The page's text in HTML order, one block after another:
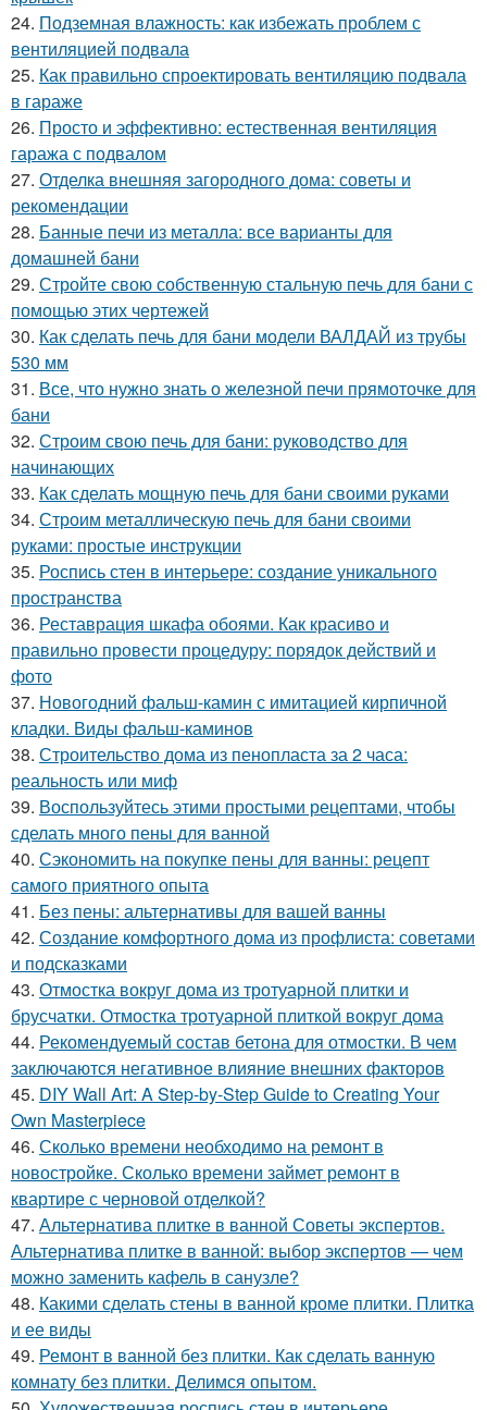
24. Подземная влажность: как избежать проблем с
вентиляцией подвала
25. Как правильно спроектировать вентиляцию подвала
в гараже
26. Просто и эффективно: естественная вентиляция
гаража с подвалом
27. Отделка внешняя загородного дома: советы и
рекомендации
28. Банные печи из металла: все варианты для
домашней бани
29. Стройте свою собственную стальную печь для бани с
помощью этих чертежей
30. Как сделать печь для бани модели ВАЛДАЙ из трубы
530 мм
31. Все, что нужно знать о железной печи прямоточке для
бани
32. Строим свою печь для бани: руководство для
начинающих
33. Как сделать мощную печь для бани своими руками
34. Строим металлическую печь для бани своими
руками: простые инструкции
35. Роспись стен в интерьере: создание уникального
пространства
36. Реставрация шкафа обоями. Как красиво и
правильно провести процедуру: порядок действий и
фото
37. Новогодний фальш-камин с имитацией кирпичной
кладки. Виды фальш-каминов
38. Строительство дома из пенопласта за 2 часа:
реальность или миф
39. Воспользуйтесь этими простыми рецептами, чтобы
сделать много пены для ванной
40. Сэкономить на покупке пены для ванны: рецепт
самого приятного опыта
41. Без пены: альтернативы для вашей ванны
42. Создание комфортного дома из профлиста: советами
и подсказками
43. Отмостка вокруг дома из тротуарной плитки и
брусчатки. Отмостка тротуарной плиткой вокруг дома
44. Рекомендуемый состав бетона для отмостки. В чем
заключаются негативное влияние внешних факторов
45. DIY Wall Art: A Step-by-Step Guide to Creating Your
Own Masterpiece
46. Сколько времени необходимо на ремонт в
новостройке. Сколько времени займет ремонт в
квартире с черновой отделкой?
47. Альтернатива плитке в ванной Советы экспертов.
Альтернатива плитке в ванной: выбор экспертов — чем
можно заменить кафель в санузле?
48. Какими сделать стены в ванной кроме плитки. Плитка
и ее виды
49. Ремонт в ванной без плитки. Как сделать ванную
комнату без плитки. Делимся опытом.